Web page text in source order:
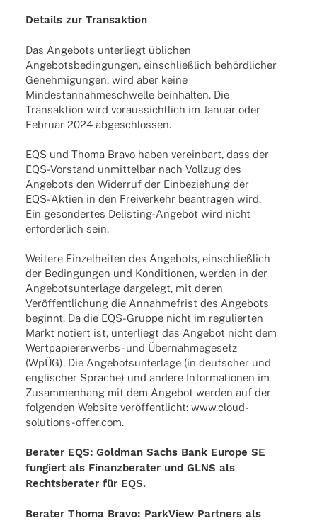
Details zur Trans­ak­tion
Das Ange­bots unter­liegt übli­chen
Ange­bots­be­din­gun­gen, einschließ­lich behörd­li­cher
Geneh­mi­gun­gen, wird aber keine
Mindest­an­nah­me­schwelle beinhal­ten. Die
Trans­ak­tion wird voraus­sicht­lich im Januar oder
Februar 2024 abgeschlossen.
EQS und Thoma Bravo haben verein­bart, dass der
EQS-Vorstand unmit­tel­bar nach Voll­zug des
Ange­bots den Wider­ruf der Einbe­zie­hung der
EQS-Aktien in den Frei­ver­kehr bean­tra­gen wird.
Ein geson­der­tes Delis­­ting-Ange­­bot wird nicht
erfor­der­lich sein.
Weitere Einzel­hei­ten des Ange­bots, einschließ­lich
der Bedin­gun­gen und Kondi­tio­nen, werden in der
Ange­bots­un­ter­lage darge­legt, mit deren
Veröf­fent­li­chung die Annah­me­frist des Ange­bots
beginnt. Da die EQS-Gruppe nicht im regu­lier­ten
Markt notiert ist, unter­liegt das Ange­bot nicht dem
Wert­­pa­­pier­er­­werbs- und Über­nah­me­ge­setz
(WpÜG). Die Ange­bots­un­ter­lage (in deut­scher und
engli­scher Spra­che) und andere Infor­ma­tio­nen im
Zusam­men­hang mit dem Ange­bot werden auf der
folgen­den Website veröf­fent­licht: www.cloud-
solutions-offer.com.
Bera­terEQS: Gold­man Sachs Bank Europe SE
fungiert als Finanz­be­ra­ter und GLNS als
Rechts­be­ra­ter für EQS.
Bera­ter Thoma Bravo: Park­View Part­ners als